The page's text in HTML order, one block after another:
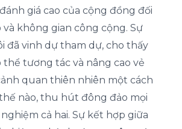
giá cao của cộng đồng đối
và không gian công cộng. Sự
đã vinh dự tham dự, cho thấy
tương tác và nâng cao vẻ
quan thiên nhiên một cách
nào, thu hút đông đảo mọi
cả hai. Sự kết hợp giữa